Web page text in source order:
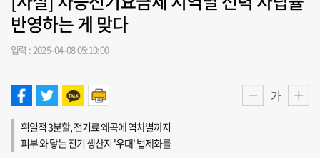
반영하는 게 맞다
입력 : 2025-04-08 05:10:00
가
획일적 3분할, 전기료 왜곡에 역차별까지
피부 와 닿는 전기 생산지 '우대' 법제화를